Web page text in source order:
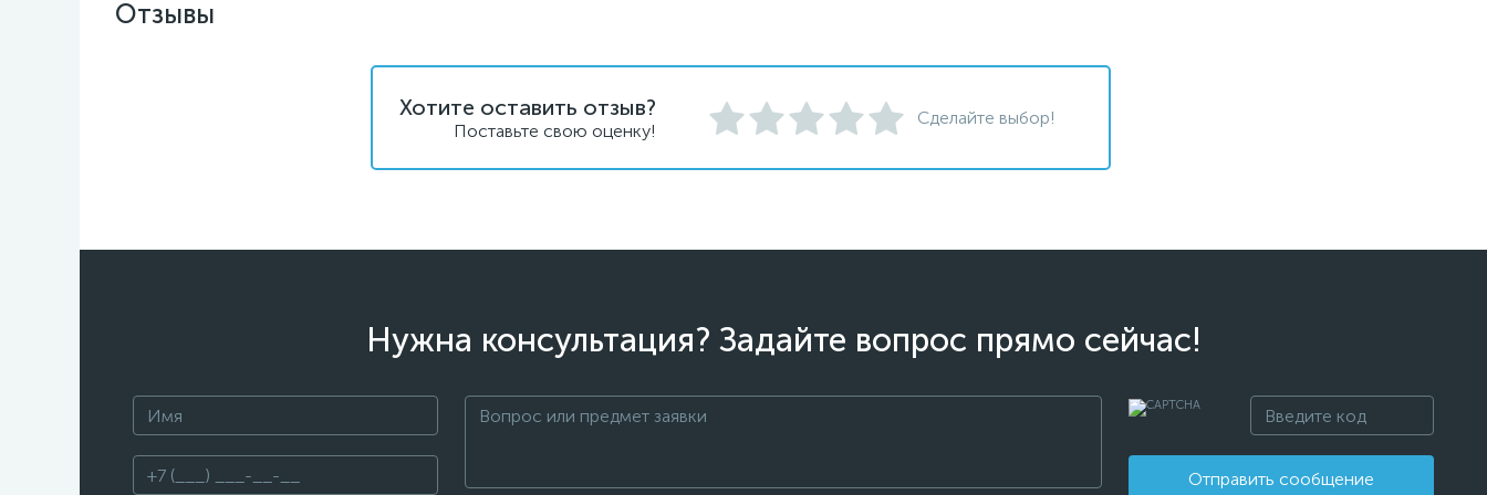
Отзывы
Хотите оставить отзыв?
Поставьте свою оценку!
Сделайте выбор!
Нужна консультация? Задайте вопрос прямо сейчас!
Отправить сообщение